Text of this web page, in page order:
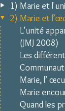
1) Marie et
2) Marie et
L’unité
(JMJ 2008)
Les
Marie, l’
Marie
Quand les